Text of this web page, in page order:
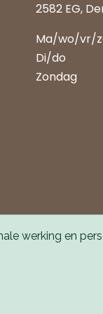
2582 EG,
Ma/wo/
Di/do
Zondag
werking en